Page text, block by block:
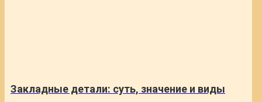
Закладные детали: суть, значение и виды